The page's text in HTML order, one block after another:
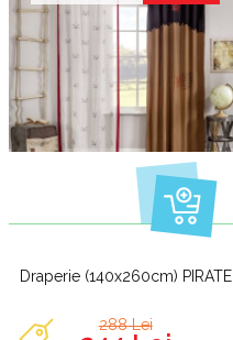
Draperie (140x260cm) PIRATE
288 Lei